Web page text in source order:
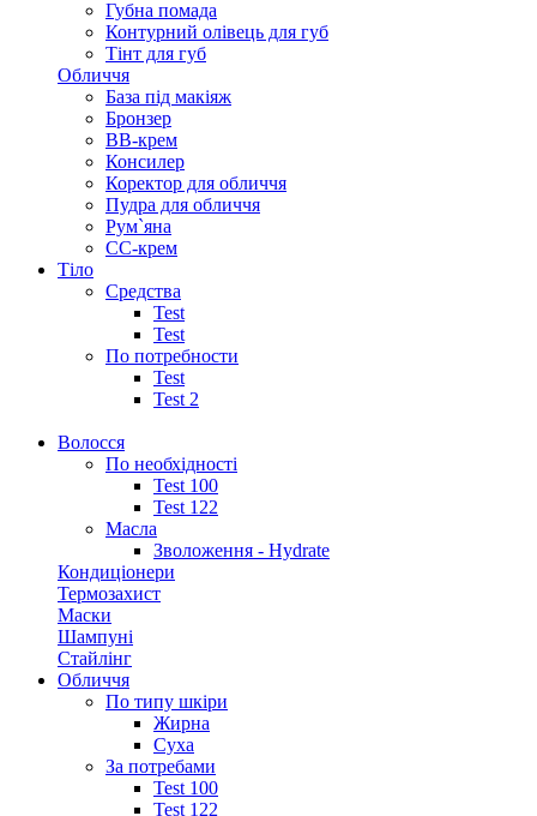
Губна помада
Контурний олівець для губ
Тінт для губ
Обличчя
База під макіяж
Бронзер
ВВ-крем
Консилер
Коректор для обличчя
Пудра для обличчя
Рум`яна
СС-крем
Тіло
Средства
Test
Test
По потребности
Test
Test 2
Волосся
По необхідності
Test 100
Test 122
Масла
Зволоження - Hydrate
Кондиціонери
Термозахист
Маски
Шампуні
Стайлінг
Обличчя
По типу шкіри
Жирна
Суха
За потребами
Test 100
Test 122